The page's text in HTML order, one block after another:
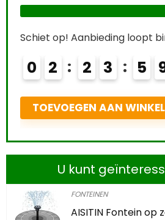
Schiet op! Aanbieding loopt
0 2 2 3 5
TOEVOEGEN AAN
U kunt
FONTEINEN
AISITIN Fontein op